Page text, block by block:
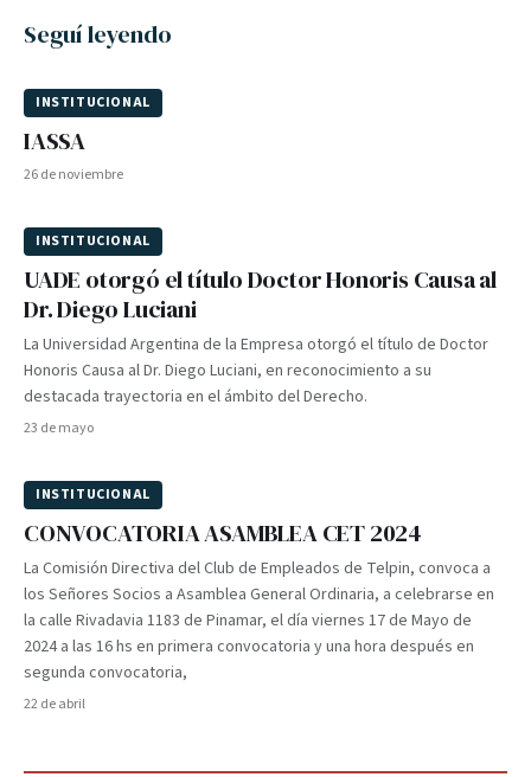
Seguí leyendo
INSTITUCIONAL
IASSA
26 de noviembre
INSTITUCIONAL
UADE otorgó el título Doctor Honoris Causa al
Dr. Diego Luciani
La Universidad Argentina de la Empresa otorgó el título de Doctor
Honoris Causa al Dr. Diego Luciani, en reconocimiento a su
destacada trayectoria en el ámbito del Derecho.
23 de mayo
INSTITUCIONAL
CONVOCATORIA ASAMBLEA CET 2024
La Comisión Directiva del Club de Empleados de Telpin, convoca a
los Señores Socios a Asamblea General Ordinaria, a celebrarse en
la calle Rivadavia 1183 de Pinamar, el día viernes 17 de Mayo de
2024 a las 16 hs en primera convocatoria y una hora después en
segunda convocatoria,
22 de abril